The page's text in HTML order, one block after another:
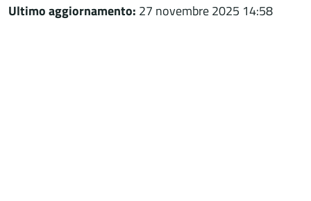
Ultimo aggiornamento: 27 novembre 2025 14:58